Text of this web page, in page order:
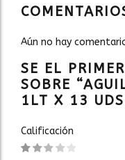
Aún no hay
SE EL
SOBRE
1LT X 13
Calificación